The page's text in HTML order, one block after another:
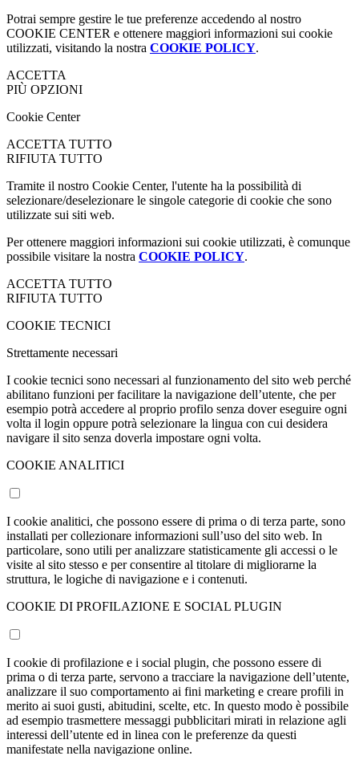
Potrai sempre gestire le tue preferenze accedendo al nostro
COOKIE CENTER e ottenere maggiori informazioni sui cookie
utilizzati, visitando la nostra COOKIE POLICY.
ACCETTA
PIÙ OPZIONI
Cookie Center
ACCETTA TUTTO
RIFIUTA TUTTO
Tramite il nostro Cookie Center, l'utente ha la possibilità di
selezionare/deselezionare le singole categorie di cookie che sono
utilizzate sui siti web.
Per ottenere maggiori informazioni sui cookie utilizzati, è comunque
possibile visitare la nostra COOKIE POLICY.
ACCETTA TUTTO
RIFIUTA TUTTO
COOKIE TECNICI
Strettamente necessari
I cookie tecnici sono necessari al funzionamento del sito web perché
abilitano funzioni per facilitare la navigazione dell’utente, che per
esempio potrà accedere al proprio profilo senza dover eseguire ogni
volta il login oppure potrà selezionare la lingua con cui desidera
navigare il sito senza doverla impostare ogni volta.
COOKIE ANALITICI
I cookie analitici, che possono essere di prima o di terza parte, sono
installati per collezionare informazioni sull’uso del sito web. In
particolare, sono utili per analizzare statisticamente gli accessi o le
visite al sito stesso e per consentire al titolare di migliorarne la
struttura, le logiche di navigazione e i contenuti.
COOKIE DI PROFILAZIONE E SOCIAL PLUGIN
I cookie di profilazione e i social plugin, che possono essere di
prima o di terza parte, servono a tracciare la navigazione dell’utente,
analizzare il suo comportamento ai fini marketing e creare profili in
merito ai suoi gusti, abitudini, scelte, etc. In questo modo è possibile
ad esempio trasmettere messaggi pubblicitari mirati in relazione agli
interessi dell’utente ed in linea con le preferenze da questi
manifestate nella navigazione online.